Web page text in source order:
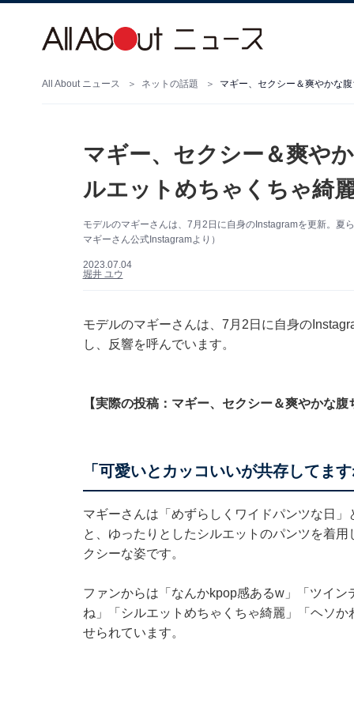
All About ニュース ネットの話題
マギー、セクシー＆爽や
ルエットめちゃくちゃ綺
モデルのマギーさんは、7月2日に自身のInstagramを更新。夏
マギーさん公式Instagramより）
2023.07.04
堀井 ユウ
モデルのマギーさんは、7月2日に自身の
し、反響を呼んでいます。
【実際の投稿：マギー、セクシー＆爽やかな腹
「可愛いとカッコいいが共存してます
マギーさんは「めずらしくワイドパンツな日
と、ゆったりとしたシルエットのパンツを着
クシーな姿です。
ファンからは「なんかkpop感あるw」「ツイ
ね」「シルエットめちゃくちゃ綺麗」「ヘソ
せられています。